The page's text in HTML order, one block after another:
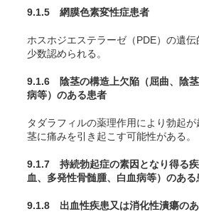
9.1.5 網膜色素変性症患者
ホスホジエステラーゼ（PDE）の遺
少数認められる。
9.1.6 陰茎の構造上欠陥（屈曲、陰
病等）のある患者
タダラフィルの薬理作用により勃起
茎に痛みを引き起こす可能性がある。
9.1.7 持続勃起症の素因となり得る
血、多発性骨髄腫、白血病等）のある
9.1.8 出血性疾患又は消化性潰瘍の